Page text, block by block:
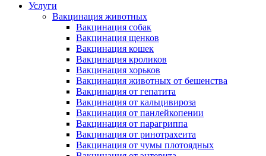
Услуги
Вакцинация животных
Вакцинация собак
Вакцинация щенков
Вакцинация кошек
Вакцинация кроликов
Вакцинация хорьков
Вакцинация животных от бешенства
Вакцинация от гепатита
Вакцинация от кальцивироза
Вакцинация от панлейкопении
Вакцинация от парагриппа
Вакцинация от ринотрахеита
Вакцинация от чумы плотоядных